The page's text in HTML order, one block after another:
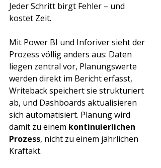
Jeder Schritt birgt Fehler – und
kostet Zeit.
Mit Power BI und Inforiver sieht der
Prozess völlig anders aus: Daten
liegen zentral vor, Planungswerte
werden direkt im Bericht erfasst,
Writeback speichert sie strukturiert
ab, und Dashboards aktualisieren
sich automatisiert. Planung wird
damit zu einem kontinuierlichen
Prozess, nicht zu einem jährlichen
Kraftakt.